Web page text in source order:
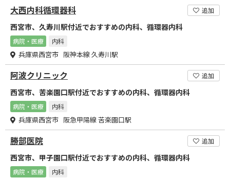
大西内科循環器科 追加
西宮市、久寿川駅付近でおすすめの内科、循環器内科
病院・医療 内科
兵庫県西宮市 阪神本線 久寿川駅
阿波クリニック 追加
西宮市、苦楽園口駅付近でおすすめの内科、循環器内科
病院・医療 内科
兵庫県西宮市 阪急甲陽線 苦楽園口駅
勝部医院 追加
西宮市、甲子園口駅付近でおすすめの内科、循環器内科
病院・医療 内科